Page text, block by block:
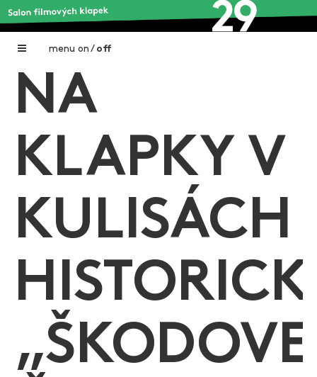
menu on / off
Nadační fond FILMTALENT ZLÍN
Galerie filmových klapek
Autoři filmových klapek
O projektu
Aktuální výstavy
Aukce filmových klapek
Aktuality
Zlín Film Festival
NA
KLAPKY V
KULISÁCH